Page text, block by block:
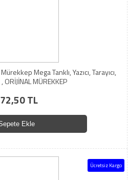
Mega Tanklı, Yazıcı, Tarayıcı,
MÜREKKEP
TL
Ekle
Ücretsiz Kargo